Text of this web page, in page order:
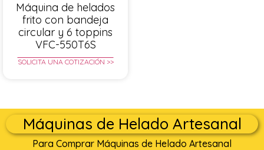
Máquina de helados
frito con bandeja
circular y 6 toppins
VFC-550T6S
SOLICITA UNA COTIZACIÓN >>
Máquinas de Helado Artesanal
Para Comprar Máquinas de Helado Artesanal